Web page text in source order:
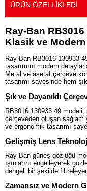
ÜRÜN ÖZELLIKLERI
Ray-Ban
Klasik ve Modern
Ray-Ban RB3016 130933
tasarımını modern
Metal ve asetat çerçeve
tasarımı sayesinde hem
Şık ve Dayanıklı
RB3016 130933 49 modeli,
çerçeveden oluşan sağlam
ve ergonomik tasarımı
Gelişmiş Lens
Ray-Ban güneş gözlüğü
ışınlarını engelleyerek
dengeli bir şekilde
Zamansız ve Modern